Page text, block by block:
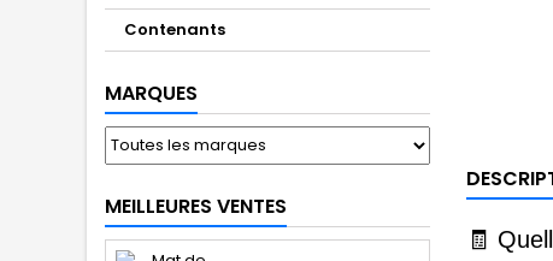
Contenants
MARQUES
MEILLEURES VENTES
🧾